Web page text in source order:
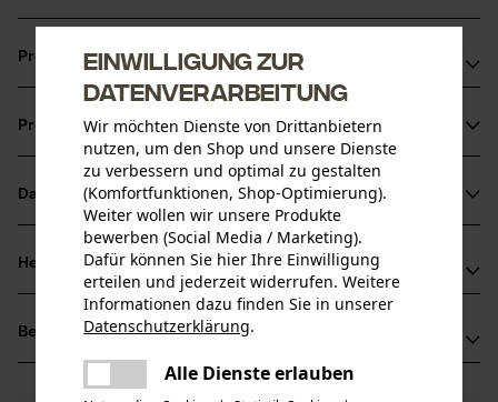
Produktvorteile
24 mm Schlagschraubernuss ideal für hohe
Drehmomente und anspruchsvolle Anwendungen
Präzise Kraftübertragung mit Innenvierkant in
Antriebsprofilgröße 12, 5 mm
Passende Schlagschraubernuss für Bast-Ing MiniFix,
ValFast, MaxVal und DrillFast
Produktinformationen
Produktdetails
Aktivitätstyp
Pumpen
Altersgruppe
Erwachsener
Datenblätter
Produktsicherheitsdatenblatt (PDF)
Herstellerinformationen
BaSt-Ing GmbH
Fleck 34
83661 Lenggries, Deutschland
Mail: info@bast-ing.de
Bewertungen
Einwilligung zur
Datenverarbeitung
Wir möchten Dienste von Drittanbietern
nutzen, um den Shop und unsere Dienste
zu verbessern und optimal zu gestalten
(Komfortfunktionen, Shop-Optimierung).
Weiter wollen wir unsere Produkte
bewerben (Social Media / Marketing).
Dafür können Sie hier Ihre Einwilligung
erteilen und jederzeit widerrufen. Weitere
Informationen dazu finden Sie in unserer
Datenschutzerklärung.
Alle Dienste erlauben
Es ist ein Fehler aufgetreten. Bitte
versuchen Sie es erneut.